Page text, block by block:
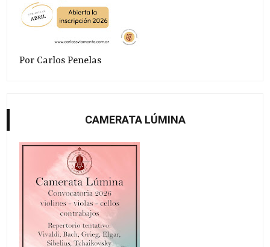
Por Carlos Penelas
CAMERATA LÚMINA